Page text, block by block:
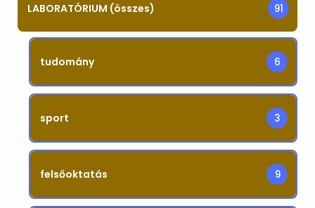
LABORATÓRIUM (összes) 91
tudomány 6
sport 3
felsőoktatás 9